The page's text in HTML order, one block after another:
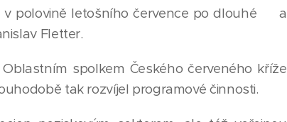
v polovině letošního července po dlouhé a
Fletter.
spolkem Českého červeného kříže
tak rozvíjel programové činnosti.